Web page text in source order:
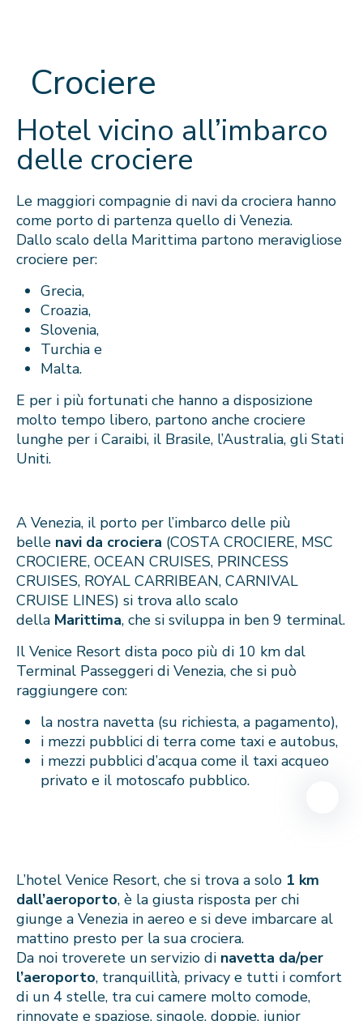
Crociere
Hotel vicino all’imbarco
delle crociere
Le maggiori compagnie di navi da crociera hanno
come porto di partenza quello di Venezia.
Dallo scalo della Marittima partono meravigliose
crociere per:
Grecia,
Croazia,
Slovenia,
Turchia e
Malta.
E per i più fortunati che hanno a disposizione
molto tempo libero, partono anche crociere
lunghe per i Caraibi, il Brasile, l’Australia, gli Stati
Uniti.
A Venezia, il porto per l’imbarco delle più
belle navi da crociera (COSTA CROCIERE, MSC
CROCIERE, OCEAN CRUISES, PRINCESS
CRUISES, ROYAL CARRIBEAN, CARNIVAL
CRUISE LINES) si trova allo scalo
della Marittima, che si sviluppa in ben 9 terminal.
Il Venice Resort dista poco più di 10 km dal
Terminal Passeggeri di Venezia, che si può
raggiungere con:
la nostra navetta (su richiesta, a pagamento),
i mezzi pubblici di terra come taxi e autobus,
i mezzi pubblici d’acqua come il taxi acqueo
privato e il motoscafo pubblico.
L’hotel Venice Resort, che si trova a solo 1 km
dall’aeroporto, è la giusta risposta per chi
giunge a Venezia in aereo e si deve imbarcare al
mattino presto per la sua crociera.
Da noi troverete un servizio di navetta da/per
l’aeroporto, tranquillità, privacy e tutti i comfort
di un 4 stelle, tra cui camere molto comode,
rinnovate e spaziose, singole, doppie, junior